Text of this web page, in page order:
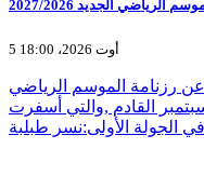
الرياضي الجديد 2027/2026
5 أوت 2026، 18:00
عن رزنامة الموسم الرياضي
2027/2026 الذي ينطلق يوم 5 سبتمبر القادم ,والتي أسفرت